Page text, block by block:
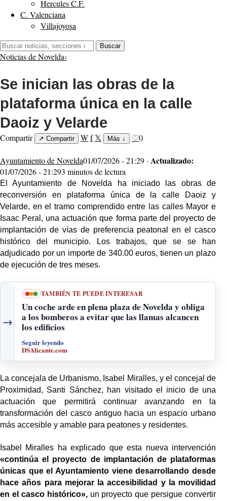
Hercules C.F.
C. Valenciana
Villajoyosa
Buscar:
Buscar
Noticias de Novelda›
Se inician las obras de la
plataforma única en la calle
Daoiz y Velarde
Compartir ↗ Compartir Wf 𝕏 Más ↓ ♡0
Ayuntamiento de Novelda01/07/2026 - 21:29 · Actualizado:
01/07/2026 - 21:293 minutos de lectura
El Ayuntamiento de Novelda ha iniciado las obras de
reconversión en plataforma única de la calle Daoiz y
Velarde, en el tramo comprendido entre las calles Mayor e
Isaac Peral, una actuación que forma parte del proyecto de
implantación de vías de preferencia peatonal en el casco
histórico del municipio. Los trabajos, que se se han
adjudicado por un importe de 340.00euros, tienen un plazo
de ejecución de tres meses.
→
TAMBIÉN TE PUEDE INTERESAR
Un coche arde en plena plaza de Novelda y obliga
a los bomberos a evitar que las llamas alcancen
los edificios
Seguir leyendo
DSAlicante.com
La concejala de Urbanismo, Isabel Miralles, y el concejal de
Proximidad, Santi Sánchez, han visitado el inicio de una
actuación que permitirá continuar avanzando en la
transformación del casco antiguo hacia un espacio urbano
más accesible y amable para peatones y residentes.
Isabel Miralles ha explicado que esta nueva intervención
«continúa el proyecto de implantación de plataformas
únicas que el Ayuntamiento viene desarrollando desde
hace años para mejorar la accesibilidad y la movilidad
en el casco histórico»,un proyecto que persigue convertir